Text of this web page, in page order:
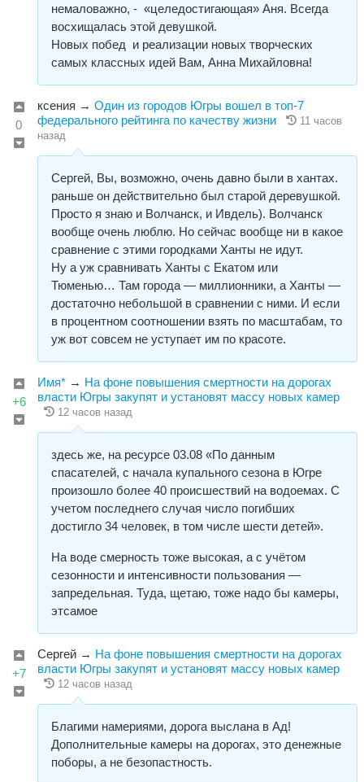
немаловажно, - «целедостигающая» Аня. Всегда
восхищалась этой девушкой.
Новых побед и реализации новых творческих
самых классных идей Вам, Анна Михайловна!
0
ксения → Один из городов Югры вошел в топ-7
федерального рейтинга по качеству жизни
11 часов
назад
Сергей, Вы, возможно, очень давно были в хантах.
раньше он действительно был старой деревушкой.
Просто я знаю и Волчанск, и Ивдель). Волчанск
вообще очень люблю. Но сейчас вообще ни в какое
сравнение с этими городками Ханты не идут.
Ну а уж сравнивать Ханты с Екатом или
Тюменью… Там города — миллионники, а Ханты —
достаточно небольшой в сравнении с ними. И если
в процентном соотношении взять по масштабам, то
уж вот совсем не уступает им по красоте.
+6
Имя* → На фоне повышения смертности на дорогах
власти Югры закупят и установят массу новых камер
12 часов назад
здесь же, на ресурсе 03.08 «По данным
спасателей, с начала купального сезона в Югре
произошло более 40 происшествий на водоемах. С
учетом последнего случая число погибших
достигло 34 человек, в том числе шести детей».
На воде смерность тоже высокая, а с учётом
сезонности и интенсивности пользования —
запредельная. Туда, щетаю, тоже надо бы камеры,
этсамое
+7
Сергей → На фоне повышения смертности на дорогах
власти Югры закупят и установят массу новых камер
12 часов назад
Благими намериями, дорога выслана в Ад!
Дополнительные камеры на дорогах, это денежные
поборы, а не безопастность.